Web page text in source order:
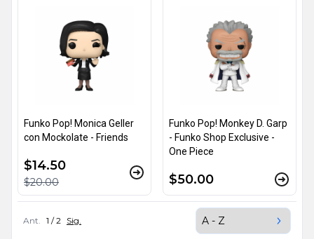
Funko Pop! Monica Geller
con Mockolate - Friends
$14.50
$20.00
Funko Pop! Monkey D. Garp
- Funko Shop Exclusive -
One Piece
$50.00
Ant. 1 / 2 Sig.